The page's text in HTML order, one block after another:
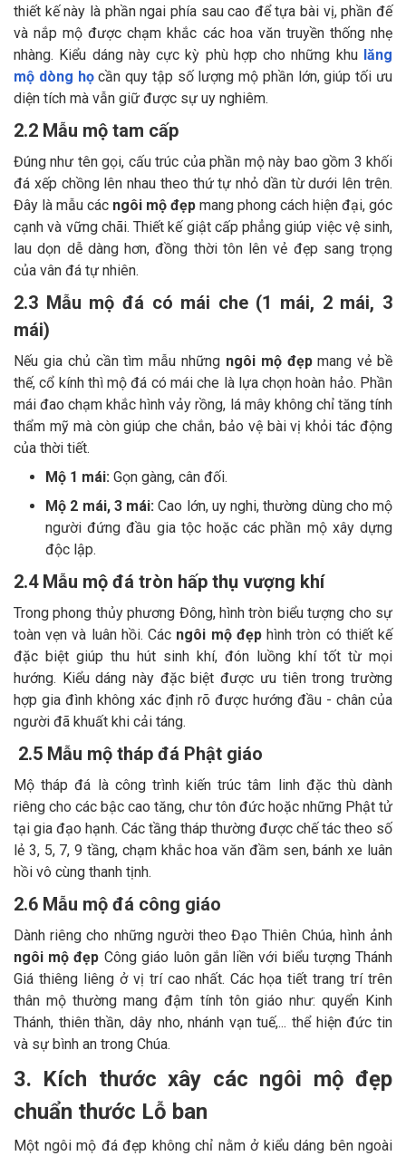
thiết kế này là phần ngai phía sau cao để tựa bài vị, phần đế
và nắp mộ được chạm khắc các hoa văn truyền thống nhẹ
nhàng. Kiểu dáng này cực kỳ phù hợp cho những khu lăng
mộ dòng họcần quy tập số lượng mộ phần lớn, giúp tối ưu
diện tích mà vẫn giữ được sự uy nghiêm.
2.2 Mẫu mộ tam cấp
Đúng như tên gọi, cấu trúc của phần mộ này bao gồm 3 khối
đá xếp chồng lên nhau theo thứ tự nhỏ dần từ dưới lên trên.
Đây là mẫu các ngôi mộ đẹp mang phong cách hiện đại, góc
cạnh và vững chãi. Thiết kế giật cấp phẳng giúp việc vệ sinh,
lau dọn dễ dàng hơn, đồng thời tôn lên vẻ đẹp sang trọng
của vân đá tự nhiên.
2.3 Mẫu mộ đá có mái che (1 mái, 2 mái, 3
mái)
Nếu gia chủ cần tìm mẫu những ngôi mộ đẹpmang vẻ bề
thế, cổ kính thì mộ đá có mái che là lựa chọn hoàn hảo. Phần
mái đao chạm khắc hình vảy rồng, lá mây không chỉ tăng tính
thẩm mỹ mà còn giúp che chắn, bảo vệ bài vị khỏi tác động
của thời tiết.
Mộ 1 mái: Gọn gàng, cân đối.
Mộ 2 mái, 3 mái:Cao lớn, uy nghi, thường dùng cho mộ
người đứng đầu gia tộc hoặc các phần mộ xây dựng
độc lập.
2.4 Mẫu mộ đá tròn hấp thụ vượng khí
Trong phong thủy phương Đông, hình tròn biểu tượng cho sự
toàn vẹn và luân hồi. Các ngôi mộ đẹp hình tròn có thiết kế
đặc biệt giúp thu hút sinh khí, đón luồng khí tốt từ mọi
hướng. Kiểu dáng này đặc biệt được ưu tiên trong trường
hợp gia đình không xác định rõ được hướng đầu - chân của
người đã khuất khi cải táng.
2.5 Mẫu mộ tháp đá Phật giáo
Mộ tháp đá là công trình kiến trúc tâm linh đặc thù dành
riêng cho các bậc cao tăng, chư tôn đức hoặc những Phật tử
tại gia đạo hạnh. Các tầng tháp thường được chế tác theo số
lẻ 3, 5, 7, 9 tầng, chạm khắc hoa văn đầm sen, bánh xe luân
hồi vô cùng thanh tịnh.
2.6 Mẫu mộ đá công giáo
Dành riêng cho những người theo Đạo Thiên Chúa, hình ảnh
ngôi mộ đẹp Công giáo luôn gắn liền với biểu tượng Thánh
Giá thiêng liêng ở vị trí cao nhất. Các họa tiết trang trí trên
thân mộ thường mang đậm tính tôn giáo như: quyển Kinh
Thánh, thiên thần, dây nho, nhánh vạn tuế,... thể hiện đức tin
và sự bình an trong Chúa.
3. Kích thước xây các ngôi mộ đẹp
chuẩn thước Lỗ ban
Một ngôi mộ đá đẹp không chỉ nằm ở kiểu dáng bên ngoài